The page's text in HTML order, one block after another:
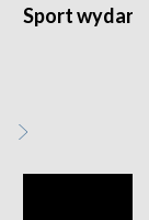
Sport